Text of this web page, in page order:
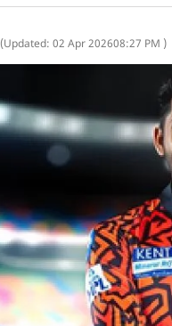
(Updated: 02 Apr 202608:27 PM )